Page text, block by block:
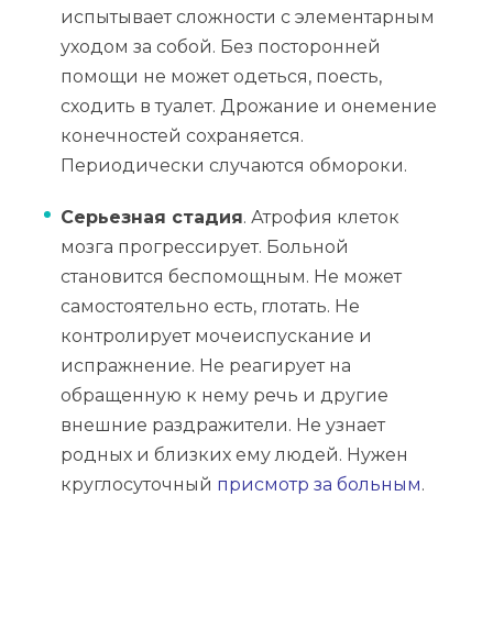
испытывает сложности с элементарным
уходом за собой. Без посторонней
помощи не может одеться, поесть,
сходить в туалет. Дрожание и онемение
конечностей сохраняется.
Периодически случаются обмороки.
Серьезная стадия. Атрофия клеток
мозга прогрессирует. Больной
становится беспомощным. Не может
самостоятельно есть, глотать. Не
контролирует мочеиспускание и
испражнение. Не реагирует на
обращенную к нему речь и другие
внешние раздражители. Не узнает
родных и близких ему людей. Нужен
круглосуточный присмотр за больным.